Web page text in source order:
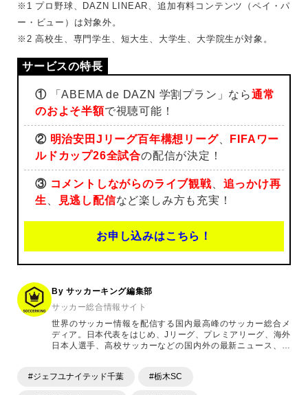
※1 プロ野球、DAZN LINEAR、追加有料コンテンツ（ペイ・パ
ー・ビュー）は対象外。
※2 高校生、専門学生、短大生、大学生、大学院生が対象。
①「ABEMA de DAZN 学割プラン」なら通常
のおよそ半額で視聴可能！
② 明治安田Jリーグ百年構想リーグ、
FIFAワー
ルドカップ26全試合の配信が決定！
③ コメントしながらのライブ観戦、 追っかけ再
生
見逃し配信など楽しみ方も充実！
お申し込みはこちら！
By サッカーキング編集部
サッカー総合情報サイト
世界のサッカー情報を配信する国内最高峰のサッカー総合メ
ディア。日本代表をはじめ、Jリーグ、プレミアリーグ、海外
日本人選手、高校サッカーなどの国内外の最新ニュース、コ
ます。「X」「Instagram」「YouTube」「TikTok」など、
#ジェフユナイテッド千葉 #栃木SC